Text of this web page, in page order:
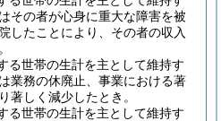
その者が心身に重大な障害を被
したことにより、その者の収入
る世帯の生計を主として維持す
業務の休廃止、事業における著
著しく減少したとき。
る世帯の生計を主として維持す